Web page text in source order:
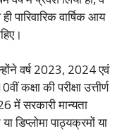
पारिवारिक वार्षिक आय
वर्ष 2023, 2024 एवं
की परीक्षा उत्तीर्ण
में सरकारी मान्यता
डिप्लोमा पाठ्यक्रमों या